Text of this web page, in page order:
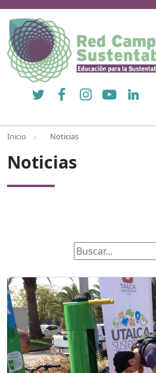
Twitter FacebookInstagramYouTubeLinkedIn
Inicio Noticias
Noticias